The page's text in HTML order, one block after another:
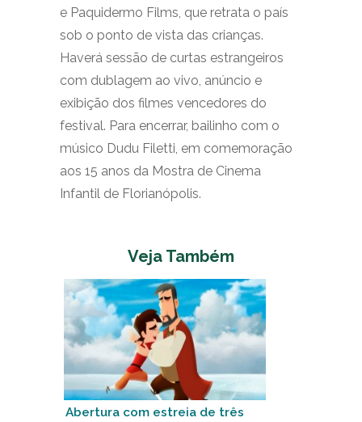
e Paquidermo Films, que retrata o país
sob o ponto de vista das crianças.
Haverá sessão de curtas estrangeiros
com dublagem ao vivo, anúncio e
exibição dos filmes vencedores do
festival. Para encerrar, bailinho com o
músico Dudu Filetti, em comemoração
aos 15 anos da Mostra de Cinema
Infantil de Florianópolis.
Veja Também
Abertura com estreia de três